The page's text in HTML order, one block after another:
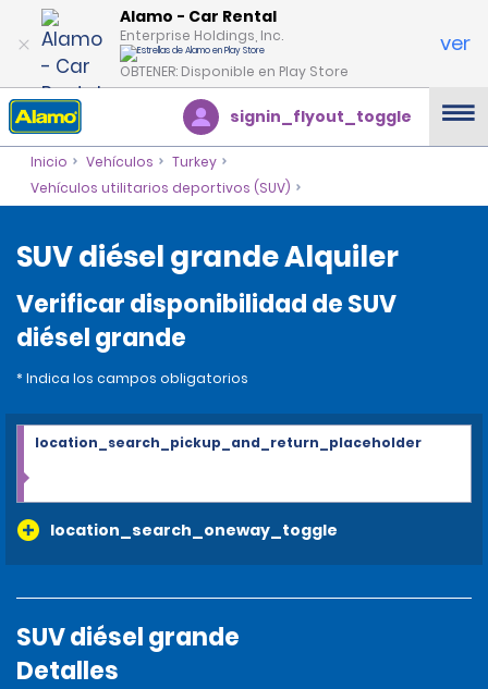
Alamo - Car Rental
Enterprise Holdings, Inc.
OBTENER: Disponible en Play Store
ver
signin_flyout_toggle
Inicio Vehículos
Turkey
Vehículos utilitarios deportivos (SUV)
SUV diésel grande Alquiler
Verificar disponibilidad de SUV
diésel grande
* Indica los campos obligatorios
location_search_oneway_toggle
location_search_pickup_and_return_placeholder
SUV diésel grande
Detalles